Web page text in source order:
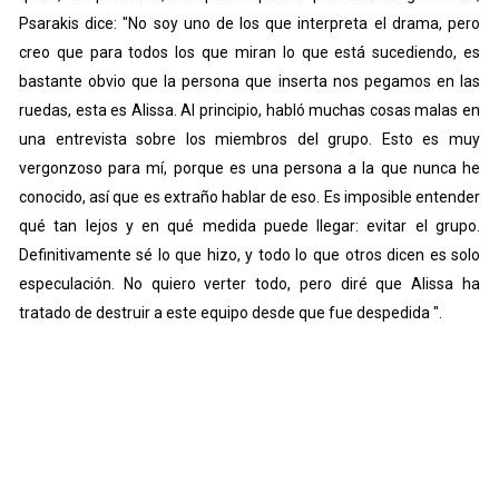
Psarakis dice: "No soy uno de los que interpreta el drama, pero
creo que para todos los que miran lo que está sucediendo, es
bastante obvio que la persona que inserta nos pegamos en las
ruedas, esta es Alissa. Al principio, habló muchas cosas malas en
una entrevista sobre los miembros del grupo. Esto es muy
vergonzoso para mí, porque es una persona a la que nunca he
conocido, así que es extraño hablar de eso. Es imposible entender
qué tan lejos y en qué medida puede llegar: evitar el grupo.
Definitivamente sé lo que hizo, y todo lo que otros dicen es solo
especulación. No quiero verter todo, pero diré que Alissa ha
tratado de destruir a este equipo desde que fue despedida ".